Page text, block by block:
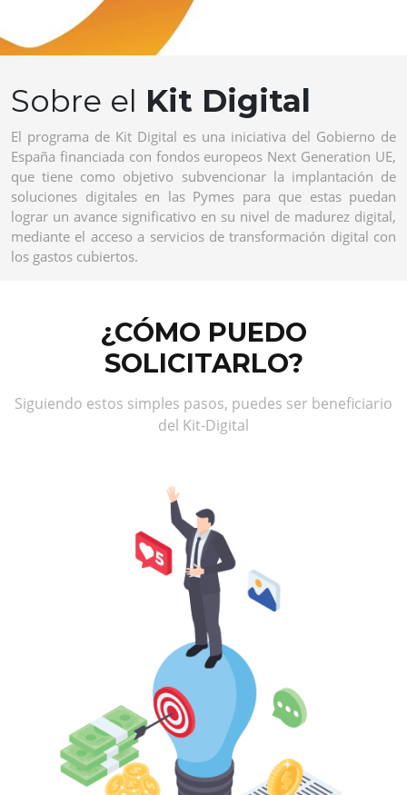
Sobre el Kit Digital
El programa de Kit Digital es una iniciativa del Gobierno de
España financiada con fondos europeos Next Generation UE,
que tiene como objetivo subvencionar la implantación de
soluciones digitales en las Pymes para que estas puedan
lograr un avance significativo en su nivel de madurez digital,
mediante el acceso a servicios de transformación digital con
los gastos cubiertos.
¿CÓMO PUEDO
SOLICITARLO?
Siguiendo estos simples pasos, puedes ser beneficiario
del Kit-Digital